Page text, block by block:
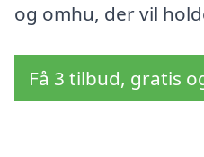
og omhu, der vil
Få 3 tilbud, gratis